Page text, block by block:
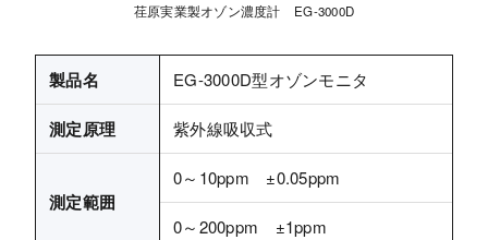
荏原実業製オゾン濃度計 EG-3000D
製品名 EG-3000D型オゾンモニタ
測定原理 紫外線吸収式
測定範囲
0～10ppm ±0.05ppm
0～200ppm ±1ppm